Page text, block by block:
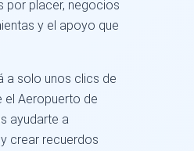
por placer, negocios
y el apoyo que
a solo unos clics de
el Aeropuerto de
ayudarte a
crear recuerdos